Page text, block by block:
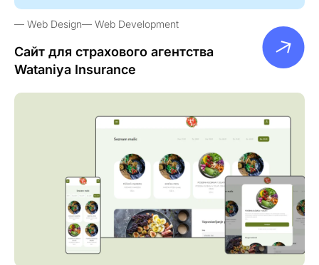
Web Design Web Development
Сайт для страхового агентства
Wataniya Insurance